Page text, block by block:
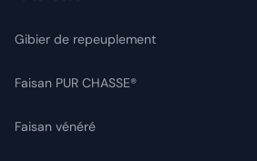
Gibier de repeuplement
Faisan PUR CHASSE®
Faisan vénéré